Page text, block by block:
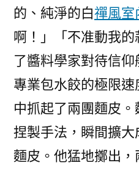
的、純淨的白禪風室
啊！」「不准動我
了醬料學家對待信
專業包水餃的極限
中抓起了兩團麵皮
捏製手法，瞬間擴
麵皮。他猛地擲出